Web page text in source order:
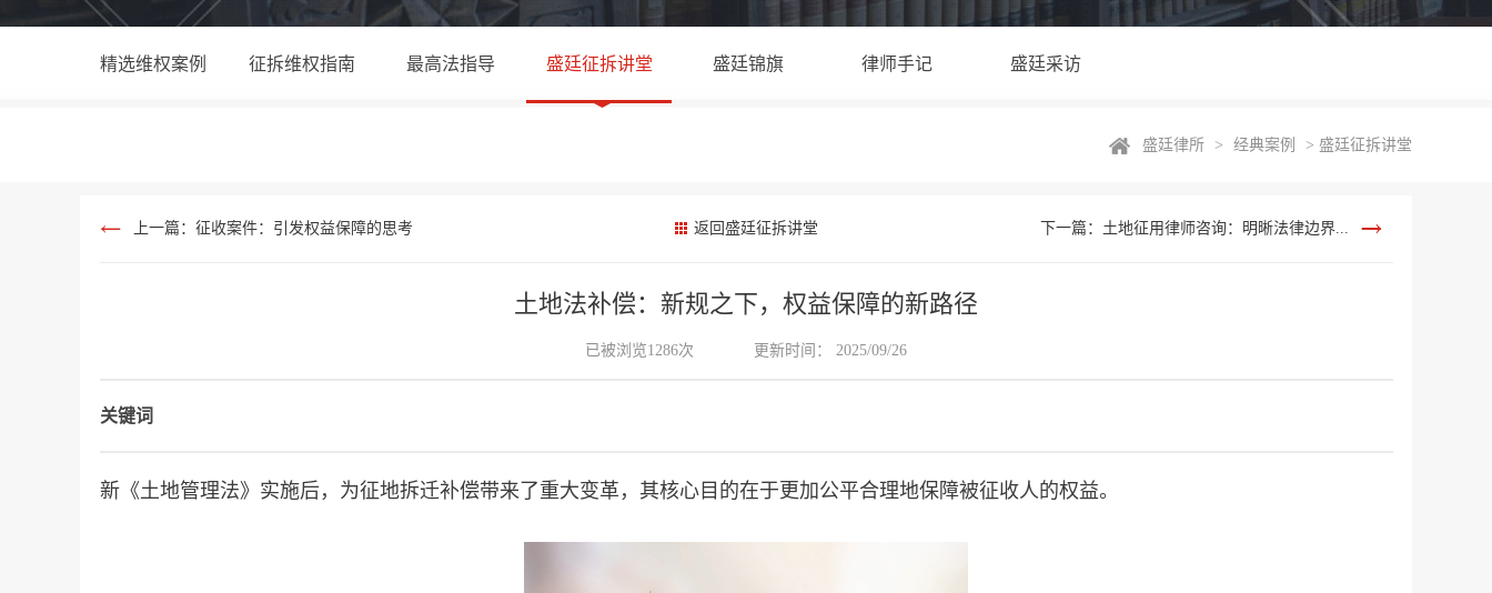
精选维权案例 征拆维权指南 最高法指导 盛廷征拆讲堂 盛廷锦旗 律师手记 盛廷采访
盛廷律所 > 经典案例 > 盛廷征拆讲堂
上一篇：征收案件：引发权益保障的思考 返回盛廷征拆讲堂 下一篇：土地征用律师咨询：明晰法律边界...
土地法补偿：新规之下，权益保障的新路径
已被浏览1286次 更新时间： 2025/09/26
关键词
新《土地管理法》实施后，为征地拆迁补偿带来了重大变革，其核心目的在于更加公平合理地保障被征收人的权益。